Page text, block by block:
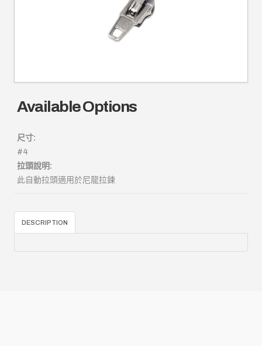
Available Options
尺寸:
#4
拉頭說明:
此自動拉頭適用於尼龍拉鍊
DESCRIPTION